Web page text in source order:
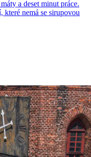
a deset minut práce.
nemá se sirupovou